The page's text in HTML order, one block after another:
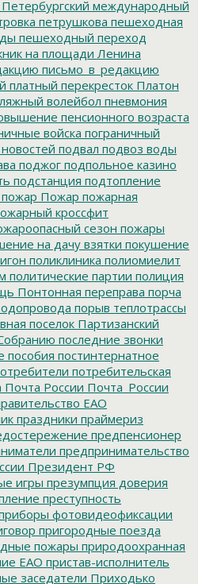
Петербургский международный
петрушкова пешеходная
пешеходный переход
на площади Ленина
письмо_в_редакцию
платный перекресток Платон
волейбол пневмония
пенсионного возраста
войска пограничный
подвал подвоз воды
поджог подпольное казино
подстанция подтопление
пожар Пожар пожарная
кроссфит
сезон пожары
на дачу взятки покушение
поликлиника полиомиелит
политические партии полиция
Понтонная переправа порча
порыв теплотрассы
поселок Партизанский
последние звонки
пособия постинтернатное
потребительская
Почта России Почта_России
ЕАО
праздники праймериз
предпенсионер
предпринимательство
Президент РФ
игры презумпция доверия
преступность
фотовидеофиксации
пригородные поезда
пожары природоохранная
ЕАО пристав-исполнитель
заседатели Приходько